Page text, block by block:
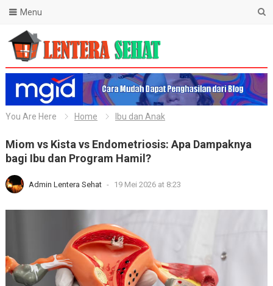
Lentera Sehat
Menu
You Are Here Home Ibu dan Anak
Miom vs Kista vs Endometriosis: Apa Dampaknya
bagi Ibu dan Program Hamil?
Admin Lentera Sehat - 19 Mei 2026 at 8:23